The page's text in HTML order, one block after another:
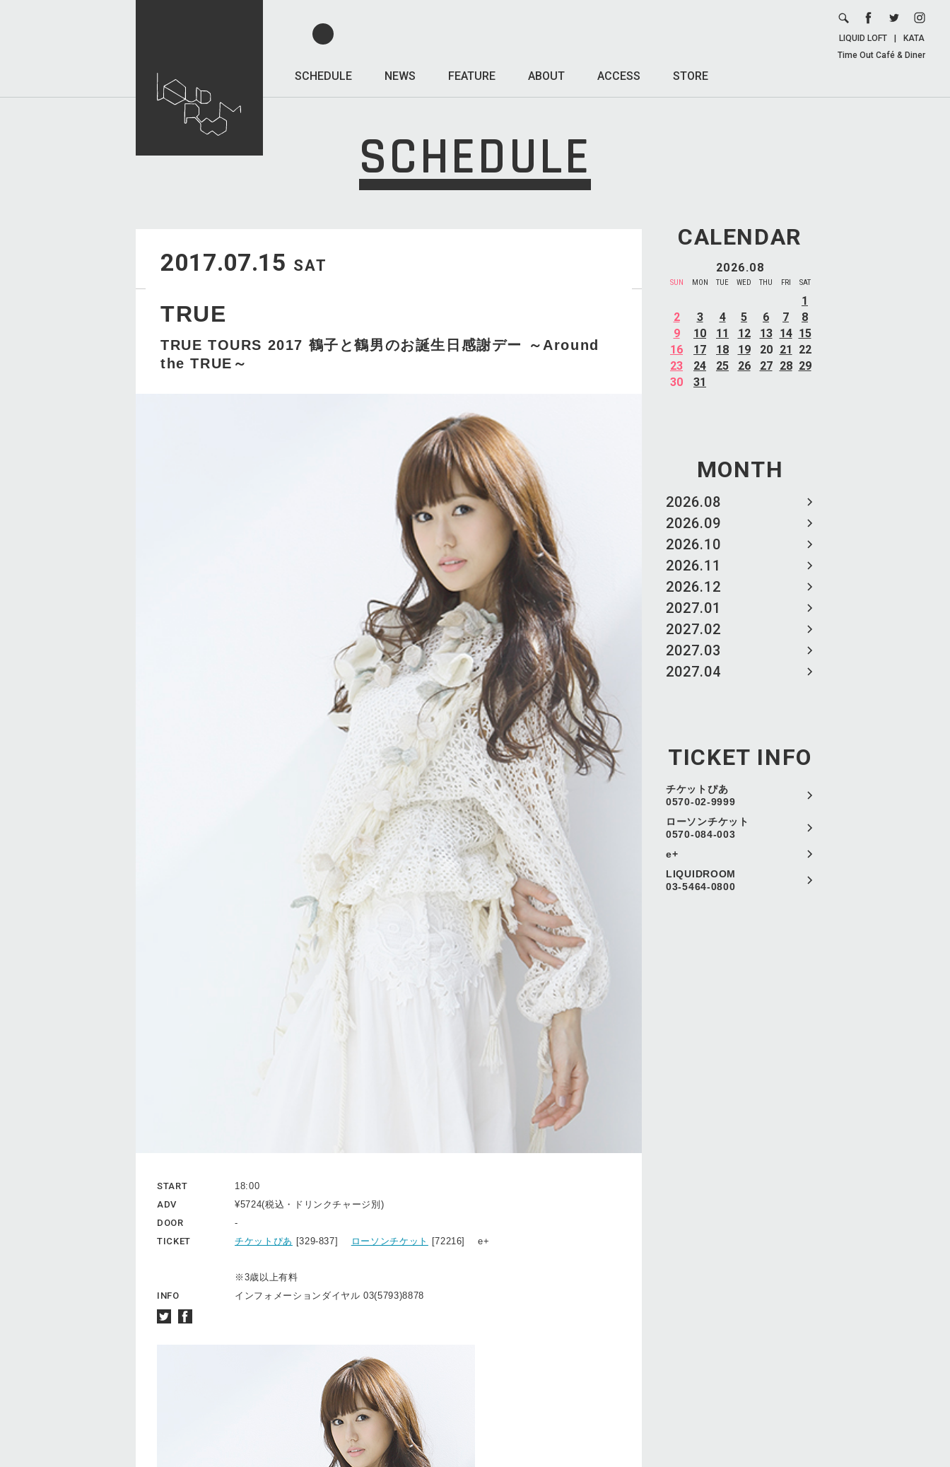
SCHEDULE NEWS FEATURE ABOUT ACCESS STORE
LIQUID LOFT
KATA
Time Out Café & Diner
SCHEDULE
CALENDAR
2026.08
SUN MON TUE WED THU FRI SAT
1
2
3 4 5 6 7
8
9
10 11 12 13 14 15
16
17 18 19 20 21
22
23
24 25 26 27 28 29
30
31
MONTH
2026.08
2026.09
2026.10
2026.11
2026.12
2027.01
2027.02
2027.03
2027.04
TICKET INFO
チケットぴあ
0570-02-9999
ローソンチケット
0570-084-003
e+
LIQUIDROOM
03-5464-0800
2017.07.15 SAT
TRUE
TRUE TOURS 2017 鶴子と鶴男のお誕生日感謝デー ～Around
the TRUE～
START
18:00
ADV
¥5724(税込・ドリンクチャージ別)
DOOR
-
TICKET
チケットぴあ [329-837] ローソンチケット [72216] e+
※3歳以上有料
INFO
インフォメーションダイヤル 03(5793)8878